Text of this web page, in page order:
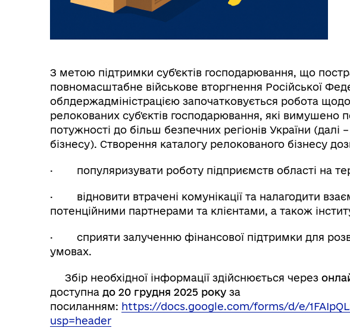
З метою підтримки субʼєктів господарювання, що
повномасштабне військове вторгнення Російської
облдержадміністрацією започатковується робота
релокованих суб'єктів господарювання, які вимушено
потужності до більш безпечних регіонів України (далі
бізнесу). Створення каталогу релокованого бізнесу
· популяризувати роботу підприємств області на
· відновити втрачені комунікації та налагодити
потенційними партнерами та клієнтами, а також
· сприяти залученню фінансової підтримки для
умовах.
Збір необхідної інформації здійснюється через
доступна до 20 грудня 2025 року за
посиланням: https://docs.google.com/forms/d/e/
usp=header